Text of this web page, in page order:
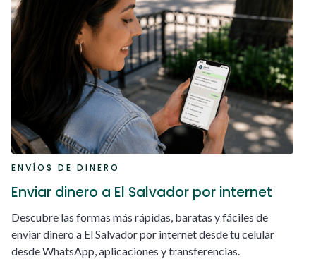
ENVÍOS DE DINERO
Enviar dinero a El Salvador por internet
Descubre las formas más rápidas, baratas y fáciles de
enviar dinero a El Salvador por internet desde tu celular
desde WhatsApp, aplicaciones y transferencias.